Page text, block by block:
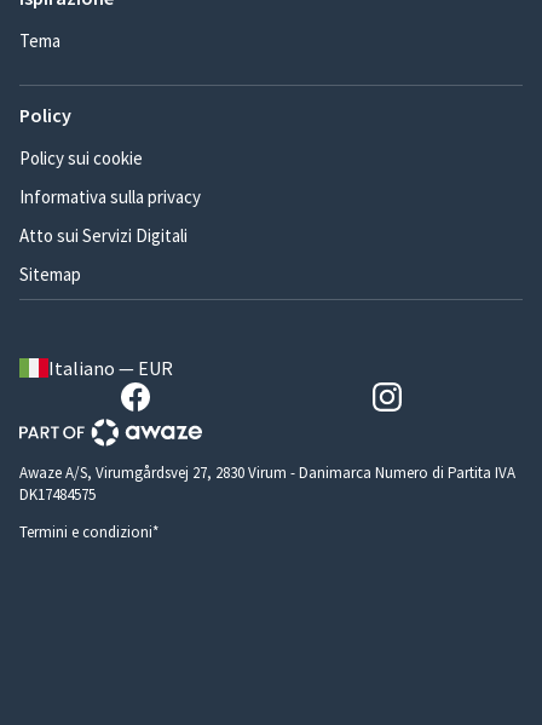
Tema
Policy
Policy sui cookie
Informativa sulla privacy
Atto sui Servizi Digitali
Sitemap
Italiano — EUR
Awaze A/S, Virumgårdsvej 27, 2830 Virum - Danimarca Numero di Partita IVA
DK17484575
Termini e condizioni*